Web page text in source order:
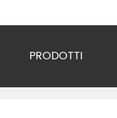
PRODOTTI
Arredo Inox